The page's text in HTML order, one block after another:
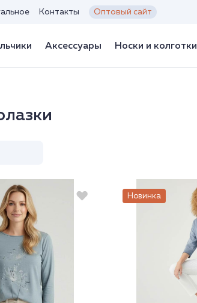
Контакты Оптовый сайт
Аксессуары Носки и колготки
Новинка